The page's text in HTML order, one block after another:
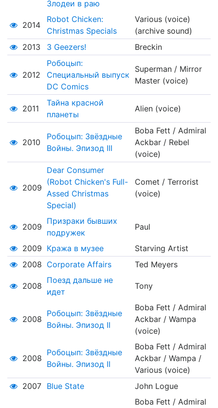
Злодеи в раю
2014
Robot Chicken:
Christmas Specials
Various (voice)
(archive sound)
2013
3 Geezers! Breckin
2012
Робоцып:
Специальный выпуск
DC Comics
Superman / Mirror
Master (voice)
2011
Тайна красной
планеты
Alien (voice)
2010
Робоцып: Звёздные
Войны. Эпизод III
Boba Fett / Admiral
Ackbar / Rebel
(voice)
2009
Dear Consumer
(Robot Chicken's Full-
Assed Christmas
Special)
Comet / Terrorist
(voice)
2009
Призраки бывших
подружек
Paul
2009 Кража в музее
Starving Artist
2008 Corporate Affairs Ted Meyers
2008
Поезд дальше не
идет
Tony
2008
Робоцып: Звёздные
Войны. Эпизод II
Boba Fett / Admiral
Ackbar / Wampa
(voice)
2008
Робоцып: Звёздные
Войны. Эпизод II
Boba Fett / Admiral
Ackbar / Wampa /
Various (voice)
2007
Blue State John Logue
Boba Fett / Admiral